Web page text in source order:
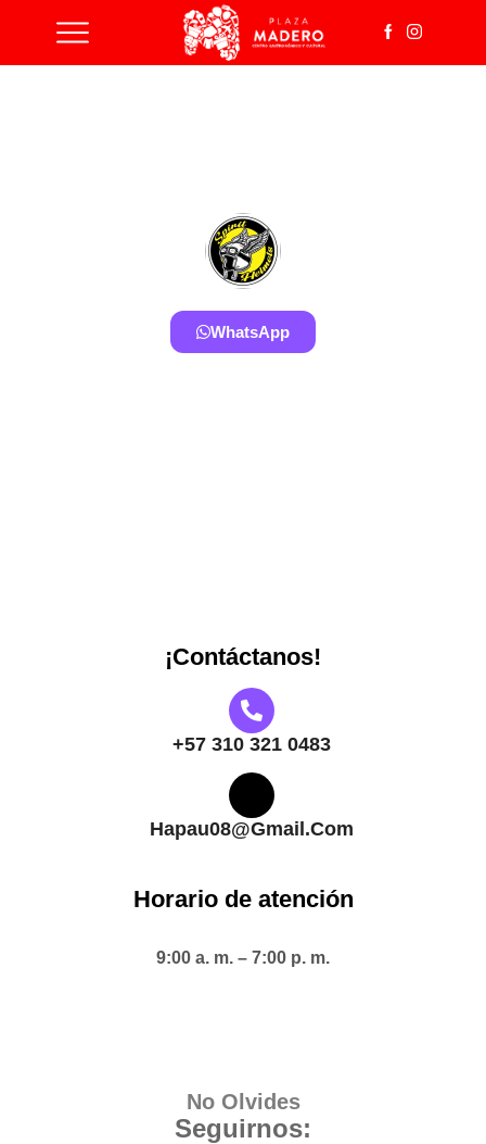
WhatsApp
¡Contáctanos!
+57 310 321 0483
Hapau08@gmail.com
Horario de atención
9:00 a. m. – 7:00 p. m.
No Olvides
Seguirnos: